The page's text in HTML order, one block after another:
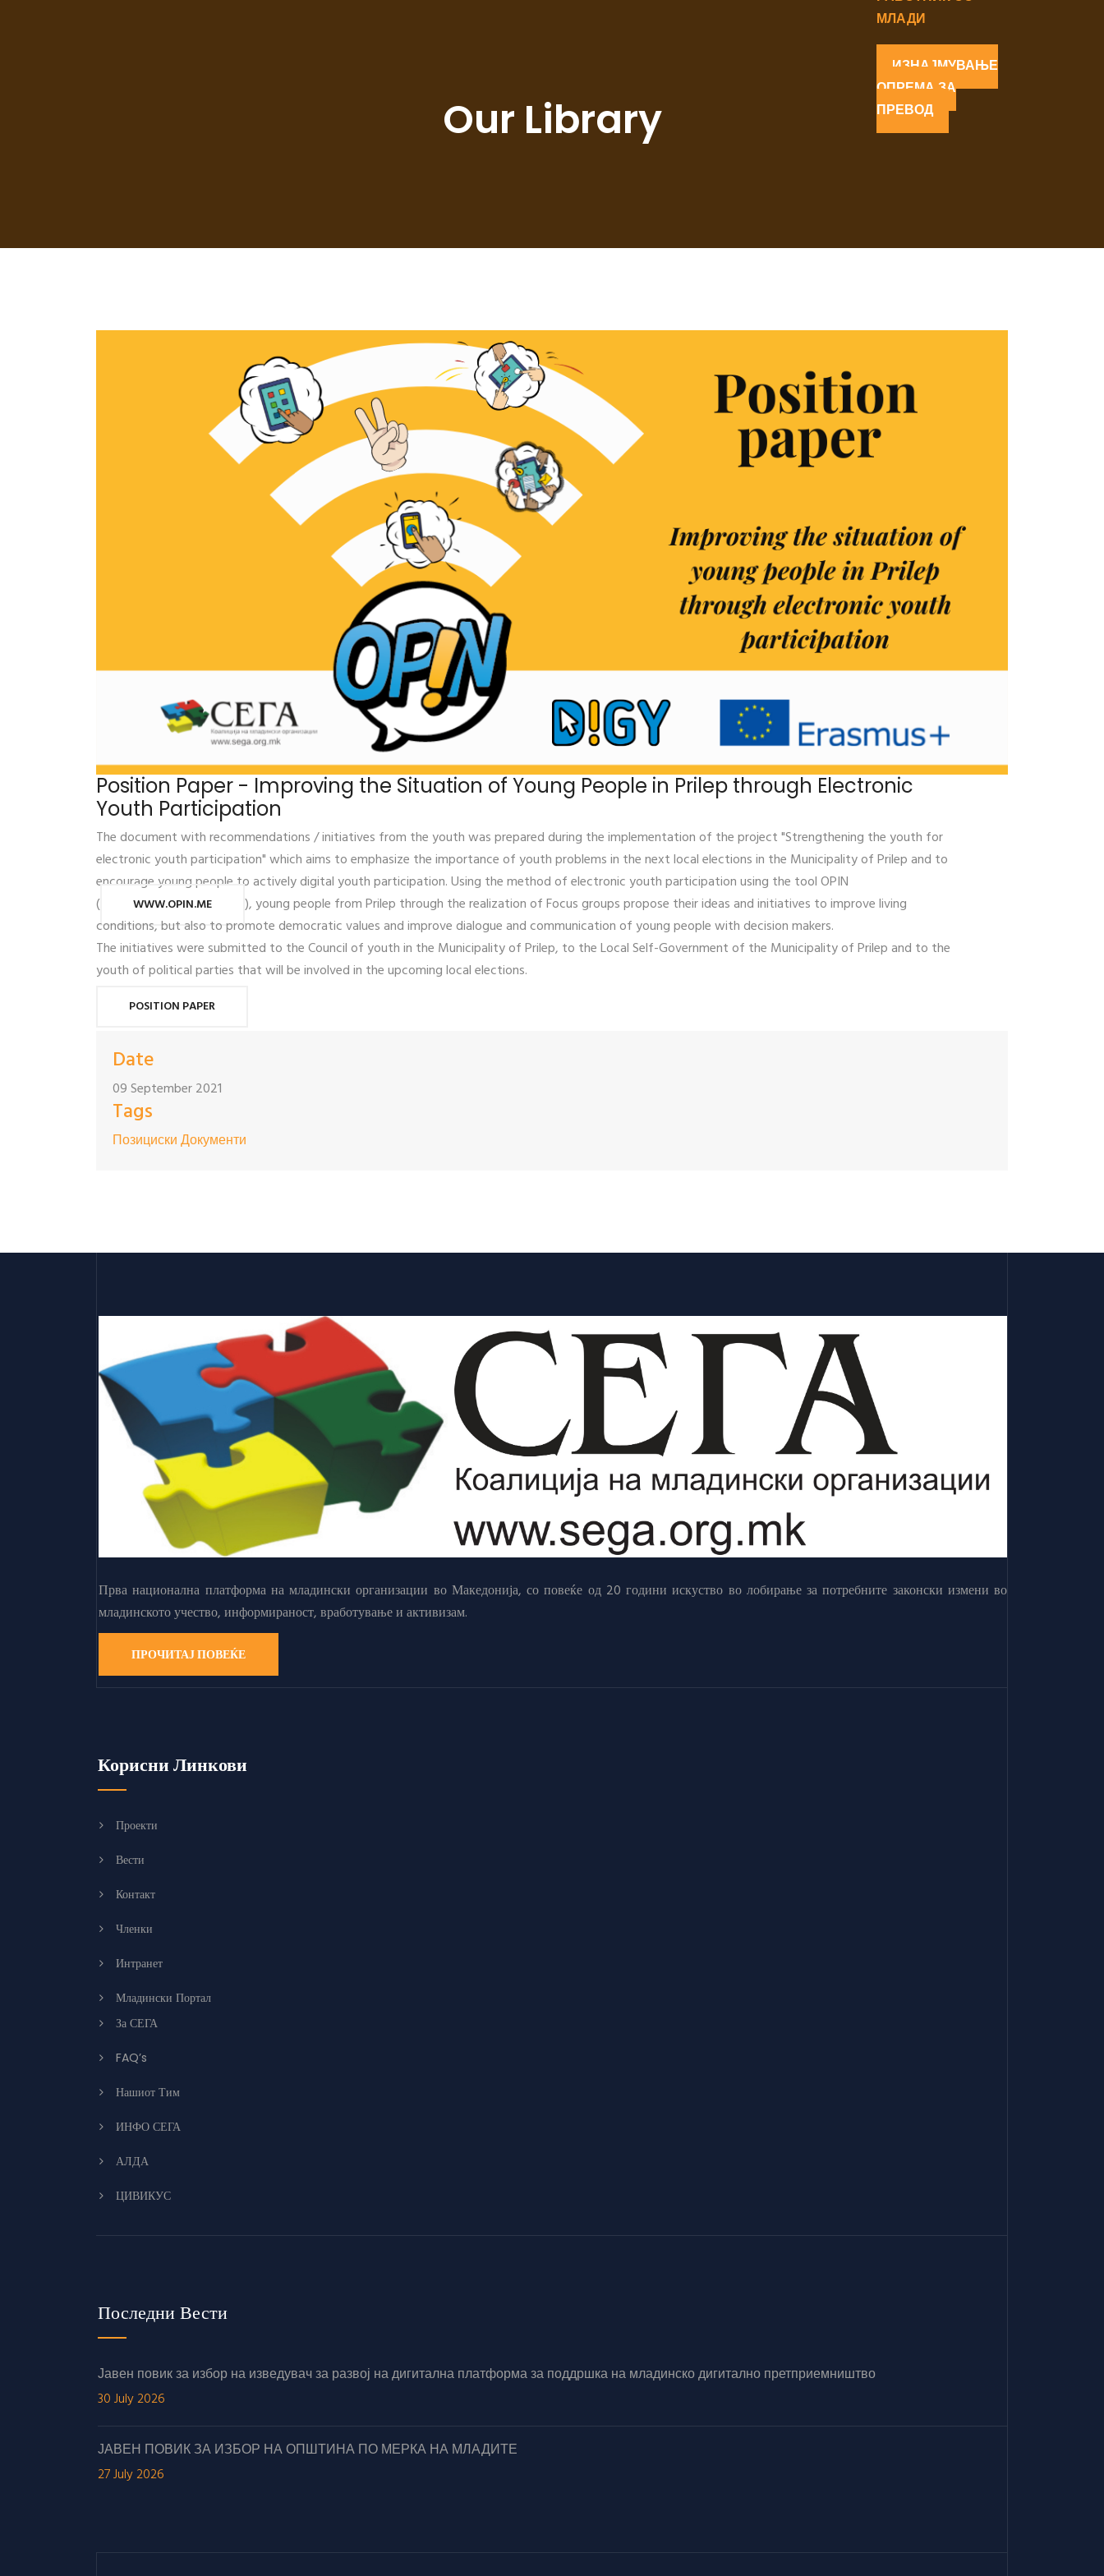
МЛАДИ
ИЗНАЈМУВАЊЕ
ОПРЕМА ЗА
ПРЕВОД
Our Library
Position Paper - Improving the Situation of Young People in Prilep through Electronic
Youth Participation
The document with recommendations / initiatives from the youth was prepared during the implementation of the project "Strengthening the youth for
electronic youth participation" which aims to emphasize the importance of youth problems in the next local elections in the Municipality of Prilep and to
encourage young people to actively digital youth participation. Using the method of electronic youth participation using the tool OPIN
(
WWW.OPIN.ME
), young people from Prilep through the realization of Focus groups propose their ideas and initiatives to improve living
conditions, but also to promote democratic values ​​and improve dialogue and communication of young people with decision makers.
The initiatives were submitted to the Council of youth in the Municipality of Prilep, to the Local Self-Government of the Municipality of Prilep and to the
youth of political parties that will be involved in the upcoming local elections.
POSITION PAPER
Date
09 September 2021
Tags
Позициски Документи
Прва национална платформа на младински организации во Македонија, со повеќе од 20 години искуство во лобирање за потребните законски измени во
младинското учество, информираност, вработување и активизам.
ПРОЧИТАЈ ПОВЕЌЕ
Корисни Линкови
Проекти
Вести
Контакт
Членки
Интранет
Младински Портал
За СЕГА
FAQ’s
Нашиот Тим
ИНФО СЕГА
АЛДА
ЦИВИКУС
Последни Вести
Јавен повик за избор на изведувач за развој на дигитална платформа за поддршка на младинско дигитално претприемништво
30 July 2026
ЈАВЕН ПОВИК ЗА ИЗБОР НА ОПШТИНА ПО МЕРКА НА МЛАДИТЕ
27 July 2026